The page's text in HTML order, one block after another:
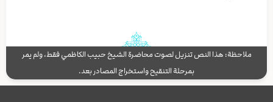
ملاحظة: هذا النص تنزيل لصوت محاضرة الشيخ حبيب الكاظمي فقط، ولم يمر
بمرحلة التنقيح واستخراج المصادر بعد.